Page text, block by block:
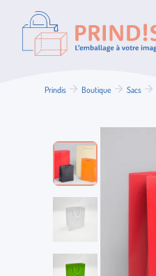
Prindis
Prindis Boutique Sacs